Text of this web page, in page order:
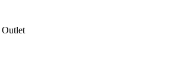
Outlet